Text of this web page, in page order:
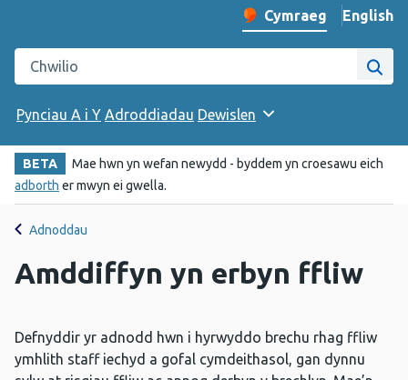
Newid iaith y wefan
Cymraeg English
–
Chwilio gwefan Iechyd Cyhoeddus Cymru
Pynciau A i Y Adroddiadau Dewislen
BETA
Mae hwn yn wefan newydd - byddem yn croesawu eich
adborth er mwyn ei gwella.
Adnoddau
Amddiffyn yn erbyn ffliw
Defnyddir yr adnodd hwn i hyrwyddo brechu rhag ffliw
ymhlith staff iechyd a gofal cymdeithasol, gan dynnu